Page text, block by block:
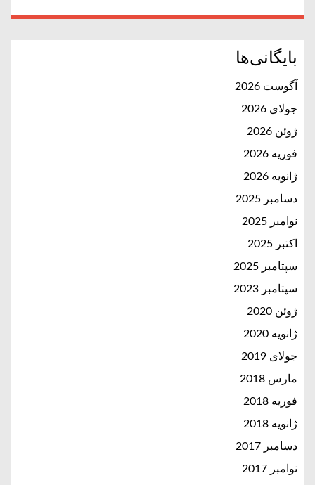
بایگانی‌ها
آگوست 2026
جولای 2026
ژوئن 2026
فوریه 2026
ژانویه 2026
دسامبر 2025
نوامبر 2025
اکتبر 2025
سپتامبر 2025
سپتامبر 2023
ژوئن 2020
ژانویه 2020
جولای 2019
مارس 2018
فوریه 2018
ژانویه 2018
دسامبر 2017
نوامبر 2017